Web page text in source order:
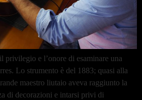
privilegio e l’onore di esaminare una
Lo strumento è del 1883; quasi alla
maestro liutaio aveva raggiunto la
di decorazioni e intarsi privi di